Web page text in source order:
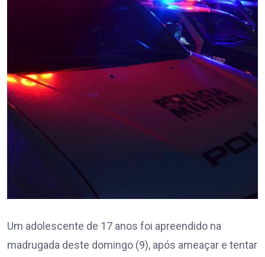
Um adolescente de 17 anos foi apreendido na
madrugada deste domingo (9), após ameaçar e tentar